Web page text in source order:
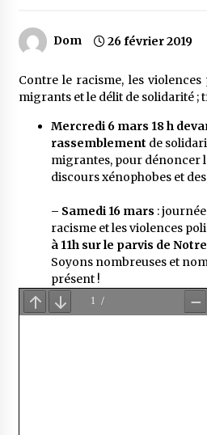
Dom 26 février 2019
Contre le racisme, les violences
migrants et le délit de solidarité ;
Mercredi 6 mars 18 h
rassemblement de
migrantes, pour dénoncer
discours xénophobes et
– Samedi 16 mars :
racisme et les violences
à 11h sur le parvis de
Soyons nombreuses et
présent !